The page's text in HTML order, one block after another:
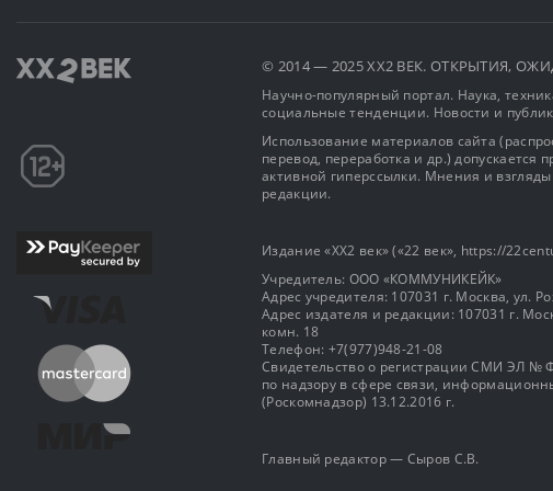
© 2014 — 2025 XX2 ВЕК. ОТКРЫТИЯ,
Научно-популярный портал. Наука,
социальные тенденции. Новости и
Использование материалов сайта
перевод, переработка и др.) допускается
активной гиперссылки. Мнения и
редакции.
Издание «XX2 век» («22 век», https://
Учредитель: OOO «КОММУНИКЕЙК»
Адрес учредителя: 107031 г. Москва, ул.
Адрес издателя и редакции: 107031 г.
комн. 18
Телефон: +7(977)948-21-08
Свидетельство о регистрации СМИ ЭЛ №
по надзору в сфере связи,
(Роскомнадзор) 13.12.2016 г.
Главный редактор — Сыров С.В.